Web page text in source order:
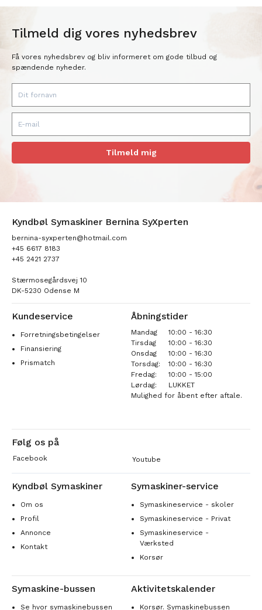
Tilmeld dig vores nyhedsbrev
Få vores nyhedsbrev og bliv informeret om gode tilbud og
spændende nyheder.
Tilmeld mig
Kyndbøl Symaskiner Bernina SyXperten
bernina-syxperten@hotmail.com
+45 6617 8183
+45 2421 2737
Stærmosegårdsvej 10
DK-5230 Odense M
Kundeservice
Forretningsbetingelser
Finansiering
Prismatch
Åbningstider
Mandag
10:00 - 16:30
Tirsdag
10:00 - 16:30
Onsdag
10:00 - 16:30
Torsdag:
10:00 - 16:30
Fredag:
10:00 - 15:00
Lørdag:
LUKKET
Mulighed for åbent efter aftale.
Følg os på
Facebook Youtube
Kyndbøl Symaskiner
Om os
Profil
Annonce
Kontakt
Symaskiner-service
Symaskineservice - skoler
Symaskineservice - Privat
Symaskineservice -
Værksted
Korsør
Symaskine-bussen
Se hvor symaskinebussen
Aktivitetskalender
Korsør. Symaskinebussen